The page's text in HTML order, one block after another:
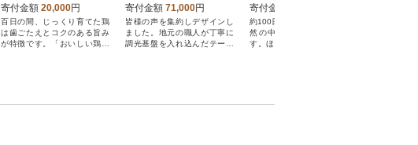
寄付金額 20,000円
百日の間、じっくり育てた鶏
は歯ごたえとコクのある旨み
が特徴です。「おいしい鶏」
ス W-3105
寄付金額 71,000円
皆様の声を集約しデザインし
ました。地元の職人が丁寧に
調光基盤を入れ込んだテーブ
寄付金額
約100日の長期間、多可の大自
然の中のびのび育っていま
す。ほどよい歯ごたえと深い